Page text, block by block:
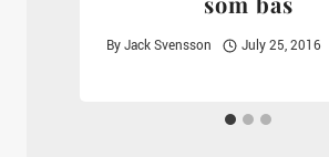
ByJack Svensson July 25, 2016